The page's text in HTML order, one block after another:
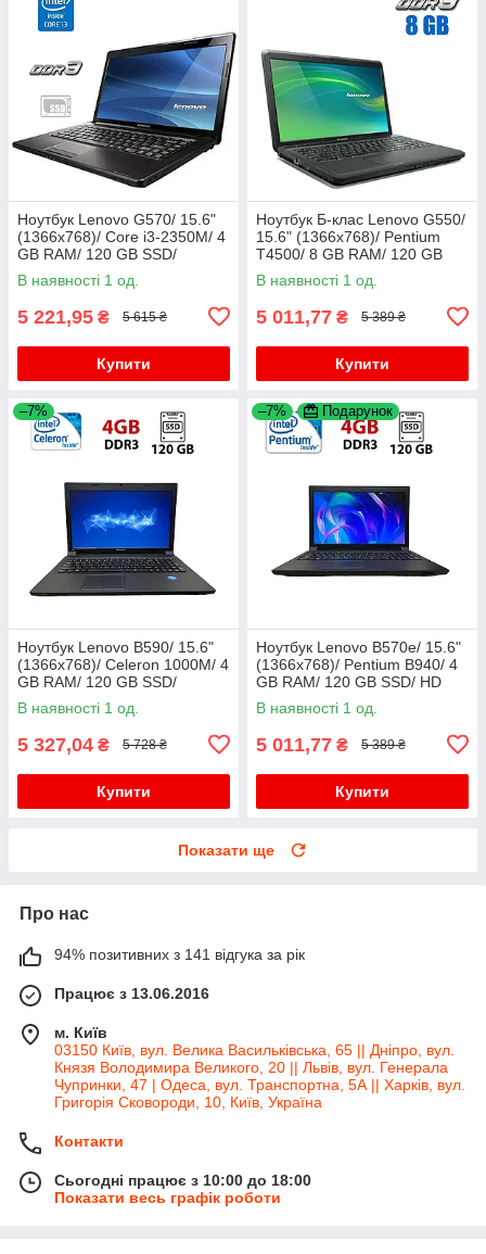
Ноутбук Lenovo G570/ 15.6"
(1366x768)/ Core i3-2350M/ 4
GB RAM/ 120 GB SSD/
Radeon HD 6370M 1GB
В наявності 1 од.
5 221,95 ₴ 5 615 ₴
Купити
Ноутбук Б-клас Lenovo G550/
15.6" (1366x768)/ Pentium
T4500/ 8 GB RAM/ 120 GB
SSD/ GMA 4500M
В наявності 1 од.
5 011,77 ₴ 5 389 ₴
Купити
–7%
Ноутбук Lenovo B590/ 15.6"
(1366x768)/ Celeron 1000M/ 4
GB RAM/ 120 GB SSD/
GeForce GT 720M 1GB
В наявності 1 од.
5 327,04 ₴ 5 728 ₴
Купити
–7% Подарунок
Ноутбук Lenovo B570e/ 15.6"
(1366x768)/ Pentium B940/ 4
GB RAM/ 120 GB SSD/ HD
В наявності 1 од.
5 011,77 ₴ 5 389 ₴
Купити
Показати ще
Про нас
94% позитивних з 141 відгука за рік
Працює з 13.06.2016
м. Київ
03150 Київ, вул. Велика Васильківська, 65 || Дніпро, вул.
Князя Володимира Великого, 20 || Львів, вул. Генерала
Чупринки, 47 | Одеса, вул. Транспортна, 5А || Харків, вул.
Григорія Сковороди, 10, Київ, Україна
Контакти
Сьогодні працює з 10:00 до 18:00
Показати весь графік роботи